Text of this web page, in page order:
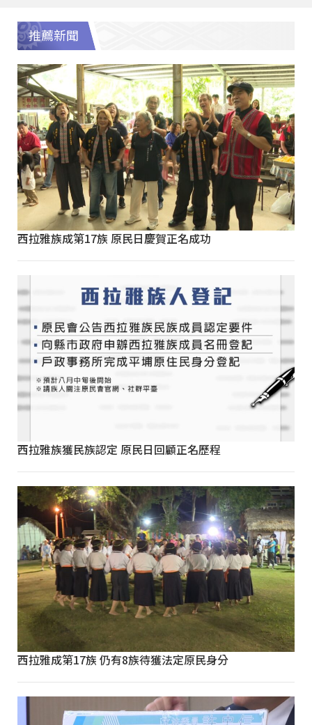
推薦新聞
西拉雅族成第17族 原民日慶賀正名成功
西拉雅族獲民族認定 原民日回顧正名歷程
西拉雅成第17族 仍有8族待獲法定原民身分